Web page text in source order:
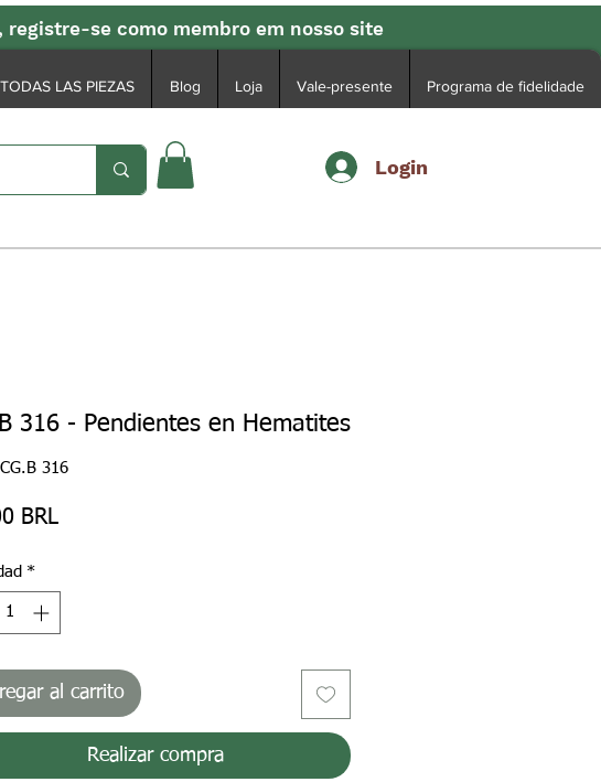
registre-se como membro em nosso site
TODAS LAS PIEZAS Blog Loja Vale-presente Programa de fidelidade
Login
316 - Pendientes en Hematites
316
BRLPrecio
*
al carrito
Realizar compra